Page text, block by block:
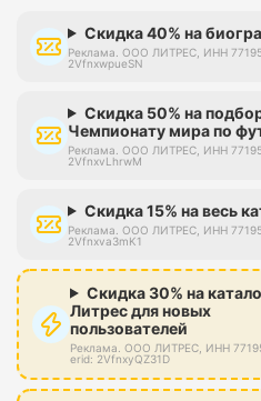
Скидка 40% на
Реклама. ООО ЛИТРЕС, ИНН
2VfnxwpueSN
Скидка 50% на
Чемпионату мира по
Реклама. ООО ЛИТРЕС, ИНН
2VfnxvLhrwM
Скидка 15% на весь
Реклама. ООО ЛИТРЕС, ИНН
2Vfnxva3mK1
Скидка 30% на
Литрес для новых
пользователей
Реклама. ООО ЛИТРЕС, ИНН
erid: 2VfnxyQZ31D